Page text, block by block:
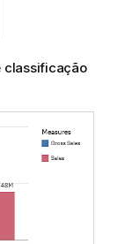
classificação